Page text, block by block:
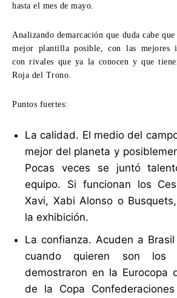
hasta el mes de mayo.
Analizando demarcación que duda cabe
mejor plantilla posible, con las mejores
con rivales que ya la conocen y que
Roja del Trono.
Puntos fuertes:
La calidad. El medio del
mejor del planeta y
Pocas veces se juntó
equipo. Si funcionan los
Xavi, Xabi Alonso o
la exhibición.
La confianza. Acuden a
cuando quieren son los
demostraron en la Eurocopa
de la Copa